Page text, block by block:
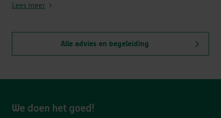
Lees meer
Alle advies en begeleiding
We doen het goed!